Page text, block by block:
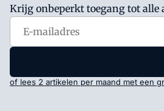
Salarisnet is onderdeel van
Voorwaarden
Krijg onbeperkt toegang tot alle
of lees 2 artikelen per maand met een